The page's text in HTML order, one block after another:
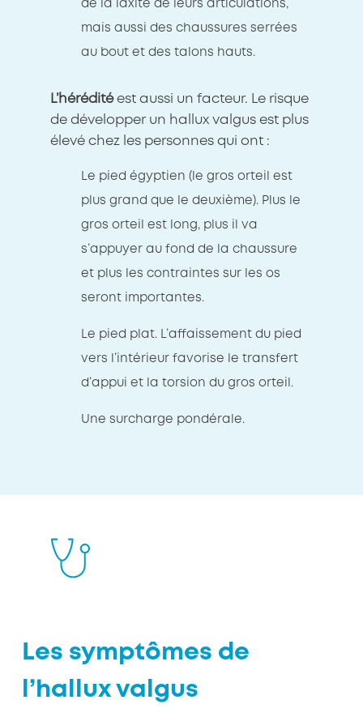
de la laxité de leurs articulations,
mais aussi des chaussures serrées
au bout et des talons hauts.
L’héréditéest aussi un facteur. Le risque
de développer un hallux valgus est plus
élevé chez les personnes qui ont :
Le pied égyptien (le gros orteil est
plus grand que le deuxième). Plus le
gros orteil est long, plus il va
s’appuyer au fond de la chaussure
et plus les contraintes sur les os
seront importantes.
Le pied plat. L’affaissement du pied
vers l’intérieur favorise le transfert
d’appui et la torsion du gros orteil.
Une surcharge pondérale.
Les symptômes de
l’hallux valgus